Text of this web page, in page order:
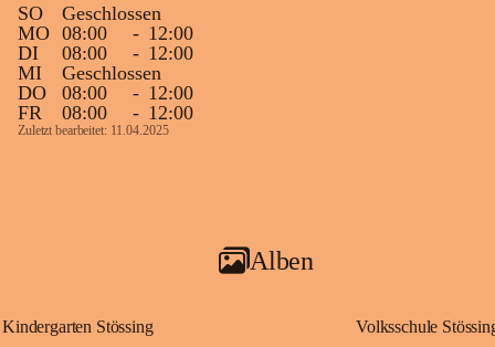
SO
Geschlossen
MO 08:00 - 12:00
DI
08:00 - 12:00
MI
Geschlossen
DO
08:00 - 12:00
FR
08:00 - 12:00
Zuletzt bearbeitet: 11.04.2025
Alben
Kindergarten Stössing Volksschule